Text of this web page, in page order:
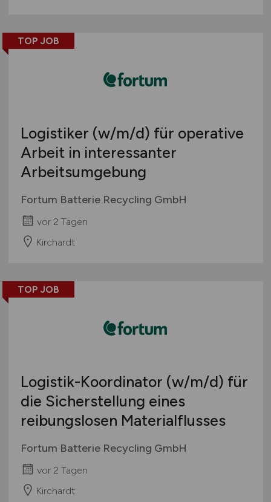
TOP JOB
Logistiker (w/m/d) für operative
Arbeit in interessanter
Arbeitsumgebung
Fortum Batterie Recycling GmbH
vor 2 Tagen
Kirchardt
TOP JOB
Logistik-Koordinator (w/m/d) für
die Sicherstellung eines
reibungslosen Materialflusses
Fortum Batterie Recycling GmbH
vor 2 Tagen
Kirchardt